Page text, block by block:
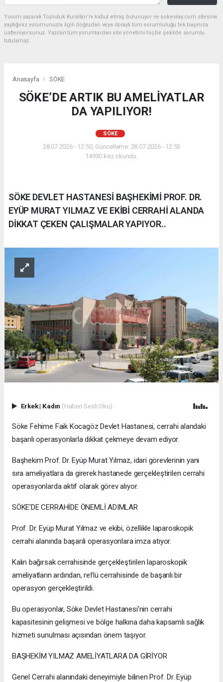
Yorum yazarak Topluluk Kuralları’nı kabul etmiş bulunuyor ve sokeolay.com sitesine
yaptığınız yorumunuzla ilgili doğrudan veya dolaylı tüm sorumluluğu tek başınıza
üstleniyorsunuz. Yazılan tüm yorumlardan site yönetimi hiçbir şekilde sorumlu
tutulamaz.
Anasayfa SÖKE
SÖKE’DE ARTIK BU AMELİYATLAR
DA YAPILIYOR!
SÖKE
28.07.2026 - 12:50, Güncelleme: 28.07.2026 - 12:53
14930 kez okundu.
SÖKE DEVLET HASTANESİ BAŞHEKİMİ PROF. DR.
EYÜP MURAT YILMAZ VE EKİBİ CERRAHİ ALANDA
DİKKAT ÇEKEN ÇALIŞMALAR YAPIYOR..
Erkek| Kadın (Haberi Sesli Oku)
Söke Fehime Faik Kocagöz Devlet Hastanesi, cerrahi alandaki
başarılı operasyonlarla dikkat çekmeye devam ediyor.
Başhekim Prof. Dr. Eyüp Murat Yılmaz, idari görevlerinin yanı
sıra ameliyatlara da girerek hastanede gerçekleştirilen cerrahi
operasyonlarda aktif olarak görev alıyor.
SÖKE’DE CERRAHİDE ÖNEMLİ ADIMLAR
Prof. Dr. Eyüp Murat Yılmaz ve ekibi, özellikle laparoskopik
cerrahi alanında başarılı operasyonlara imza atıyor.
Kalın bağırsak cerrahisinde gerçekleştirilen laparoskopik
ameliyatların ardından, reflü cerrahisinde de başarılı bir
operasyon gerçekleştirildi.
Bu operasyonlar, Söke Devlet Hastanesi’nin cerrahi
kapasitesinin gelişmesi ve bölge halkına daha kapsamlı sağlık
hizmeti sunulması açısından önem taşıyor.
BAŞHEKİM YILMAZ AMELİYATLARA DA GİRİYOR
Genel Cerrahi alanındaki deneyimiyle bilinen Prof. Dr. Eyüp